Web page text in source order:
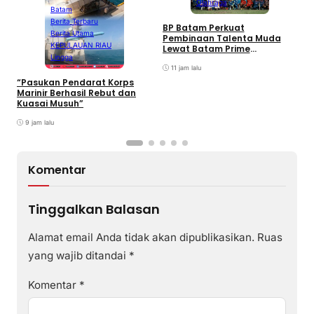
Batam
Berita Terbaru
Berita Utama
KEPULAUAN RIAU
Lingga
“Pasukan Pendarat Korps
Marinir Berhasil Rebut dan
Kuasai Musuh”
9 jam lalu
Olahraga
BP Batam Perkuat
Pembinaan Talenta Muda
Lewat Batam Prime
Football sebagai Festival
11 jam lalu
Komentar
Tinggalkan Balasan
Alamat email Anda tidak akan dipublikasikan. Ruas
yang wajib ditandai *
Komentar *